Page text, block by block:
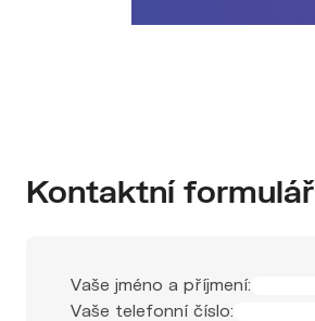
Kontaktní formulář
Vaše jméno a příjmení:
Vaše telefonní číslo: